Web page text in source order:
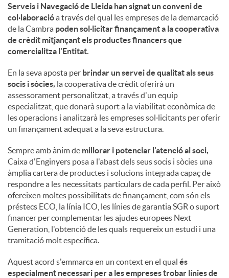
Serveis i Navegació de Lleida han signat un conveni de
col·laboracióa través del qual les empreses de la demarcació
de la Cambra poden sol·licitar finançament a la cooperativa
de crèdit mitjançant els productes financers que
comercialitza l'Entitat.
En la seva aposta per brindar un servei de qualitat als seus
socis i sòcies, la cooperativa de crèdit oferirà un
assessorament personalitzat, a través d'un equip
especialitzat, que donarà suport a la viabilitat econòmica de
les operacions i analitzarà les empreses sol·licitants per oferir
un finançament adequat a la seva estructura.
Sempre amb ànim de millorar i potenciar l'atenció al soci,
Caixa d'Enginyers posa a l'abast dels seus socis i sòcies una
àmplia cartera de productes i solucions integrada capaç de
respondre a les necessitats particulars de cada perfil. Per això
ofereixen moltes possibilitats de finançament, com són els
préstecs ECO, la línia ICO, les línies de garantia SGR o suport
financer per complementar les ajudes europees Next
Generation, l'obtenció de les quals requereix un estudi i una
tramitació molt específica.
Aquest acord s'emmarca en un context en el qual és
especialment necessari per a les empreses trobar línies de